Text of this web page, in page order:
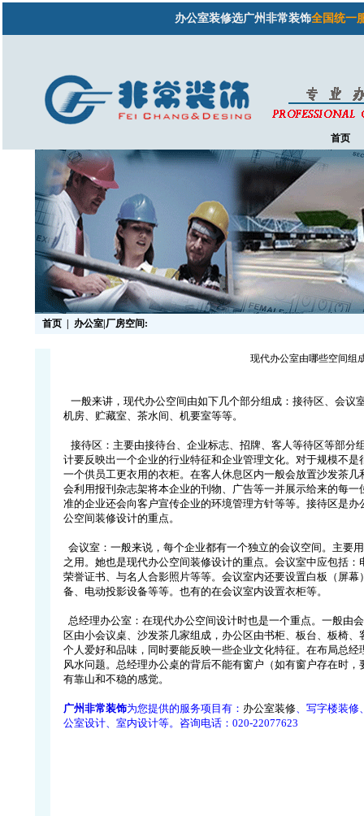
办公室装修选广州非常装饰全国统一
首页
首页 办公室|厂房空间:
现代办公室由哪些空间组
一般来讲，现代办公空间由如下几个部分组成：接待区、会议
机房、贮藏室、茶水间、机要室等等。
接待区：主要由接待台、企业标志、招牌、客人等待区等部分
计要反映出一个企业的行业特征和企业管理文化。对于规模不
一个供员工更衣用的衣柜。在客人休息区内一般会放置沙发茶
会利用报刊杂志架将本企业的刊物、广告等一并展示给来的每一
准的企业还会向客户宣传企业的环境管理方针等等。接待区是
公空间装修设计的重点。
会议室：一般来说，每个企业都有一个独立的会议空间。主要
之用。她也是现代办公空间装修设计的重点。会议室中应包括
荣誉证书、与名人合影照片等等。会议室内还要设置白板（屏
备、电动投影设备等等。也有的在会议室内设置衣柜等。
总经理办公室：在现代办公空间设计时也是一个重点。一般由
区由小会议桌、沙发茶几家组成，办公区由书柜、板台、板椅
个人爱好和品味，同时要能反映一些企业文化特征。在布局总
风水问题。总经理办公桌的背后不能有窗户（如有窗户存在时
有靠山和不稳的感觉。
广州非常装饰为您提供的服务项目有： 办公室装修、写字楼装修
公室设计、室内设计等。咨询电话：020-22077623